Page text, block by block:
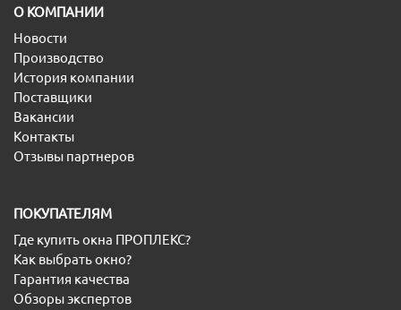
O КОМПАНИИ
Новости
Производство
История компании
Поставщики
Вакансии
Контакты
Отзывы партнеров
ПОКУПАТЕЛЯМ
Где купить окна ПРОПЛЕКС?
Как выбрать окно?
Гарантия качества
Обзоры экспертов